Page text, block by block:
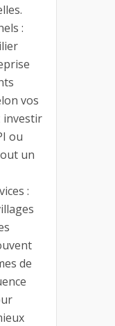
:
vos
investir
ou
un
:
de